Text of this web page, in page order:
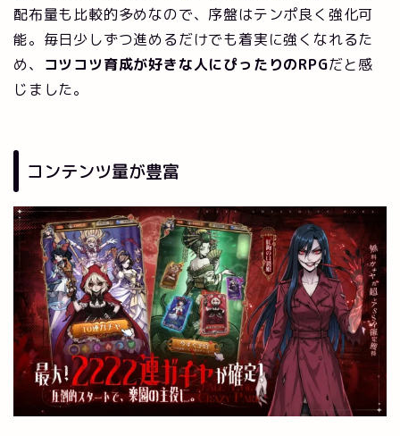
配布量も比較的多めなので、序盤はテンポ良く強化可
能。毎日少しずつ進めるだけでも着実に強くなれるた
め、
コツコツ育成が好きな人にぴったりのRPGだと感
じました。
コンテンツ量が豊富